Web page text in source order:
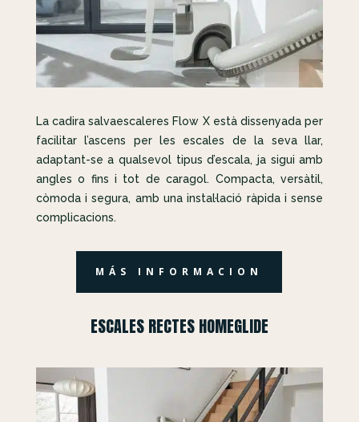
La cadira salvaescaleres Flow X està dissenyada per
facilitar l’ascens per les escales de la seva llar,
adaptant-se a qualsevol tipus d’escala, ja sigui amb
angles o fins i tot de caragol. Compacta, versàtil,
còmoda i segura, amb una instal·lació ràpida i sense
complicacions.
MÁS INFORMACION
ESCALES RECTES HOMEGLIDE